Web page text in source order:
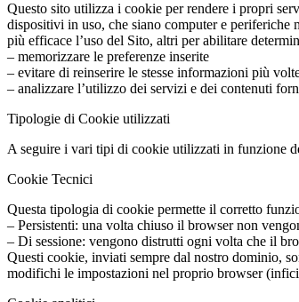
Questo sito utilizza i cookie per rendere i propri
dispositivi in uso, che siano computer e
più efficace l’uso del Sito, altri per abilitare
– memorizzare le preferenze inserite
– evitare di reinserire le stesse informazioni più
– analizzare l’utilizzo dei servizi e dei contenuti
Tipologie di Cookie utilizzati
A seguire i vari tipi di cookie utilizzati in funzione
Cookie Tecnici
Questa tipologia di cookie permette il corretto
– Persistenti: una volta chiuso il browser non
– Di sessione: vengono distrutti ogni volta che il
Questi cookie, inviati sempre dal nostro dominio,
modifichi le impostazioni nel proprio browser